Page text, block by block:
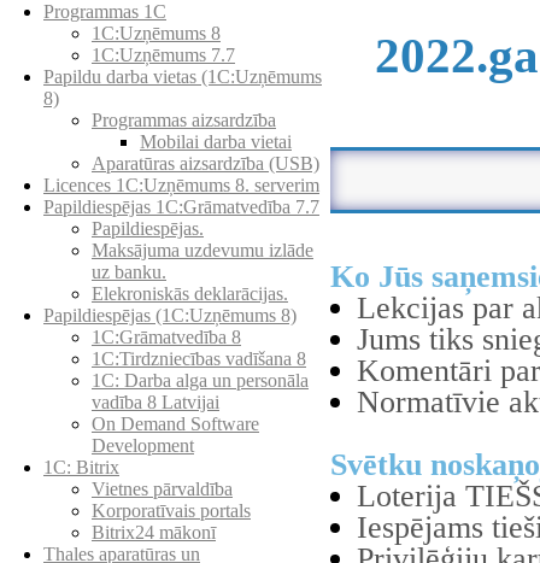
Programmas 1C
1C:Uzņēmums 8
1C:Uzņēmums 7.7
Papildu darba vietas (1C:Uzņēmums
8)
Programmas aizsardzība
Mobilai darba vietai
Aparatūras aizsardzība (USB)
Licences 1C:Uzņēmums 8. serverim
Papildiespējas 1C:Grāmatvedība 7.7
Papildiespējas.
Maksājuma uzdevumu izlāde
uz banku.
Elekroniskās deklarācijas.
Papildiespējas (1C:Uzņēmums 8)
1C:Grāmatvedība 8
1C:Tirdzniecības vadīšana 8
1С: Darba alga un personāla
vadība 8 Latvijai
On Demand Software
Development
1C: Bitrix
Vietnes pārvaldība
Korporatīvais portals
Bitrix24 mākonī
Thales aparatūras un
Ko Jūs
Lekcijas par
Jums tiks
Komentāri
Normatīvie
Svētku
Loterija
Iespējams